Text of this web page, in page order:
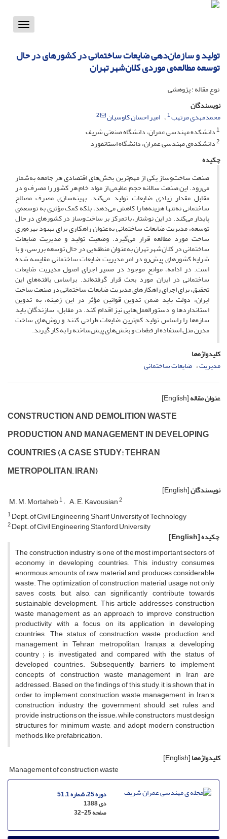
Toggle
تولید و سازمان‌دهی ضایعات ساختمانی در کشورهای در حال
توسعه مطالعه‌ی موردی کلان‌شهر تهران
نوع مقاله : پژوهشی
نویسندگان
محمدمهدی مرتهب1 امیر احسان کاوسیان
2
1دانشکده مهندسی عمران، دانشگاه صنعتی شریف
2دانشکده‌ی مهندسی عمران، دانشگاه استانفورد
چکیده
صنعت ساخت‌وساز یکی از مهم‌ترین بخش‌های اقتصادی هر جامعه به‌شمار
می‌رود. این صنعت سالانه حجم عظیمی از مواد خام هر کشور را مصرف و در
مقابل مقدار زیادی ضایعات تولید می‌کند. بهینه‌سازی مصرف مصالح
ساختمانی نه‌تنها هزینه‌ها را کاهش می‌دهد، بلکه کمک مؤثری به توسعه‌ی
پایدار می‌کند. در این نوشتار، با تمرکز بر ساخت‌وساز در کشورهای در حال
توسعه، مدیریت ضایعات ساختمانی به‌عنوان راهکاری برای بهبود بهره‌وری
ساخت مورد مطالعه قرار می‌گیرد. وضعیت تولید و مدیریت ضایعات
ساختمانی در کلان‌شهر تهران به‌عنوان منطقه‌یی در حال توسعه بررسی، و با
شرایط کشورهای پیش‌رو در امر مدیریت ضایعات ساختمانی مقایسه شده
است. در ادامه، موانع موجود در مسیر اجرای اصول مدیریت ضایعات
ساختمانی در ایران مورد بحث قرار گرفته‌اند. براساس یافته‌های این
تحقیق، برای اجرای راهکارهای مدیریت ضایعات ساختمانی در صنعت ساخت
ایران، دولت باید ضمن تدوین قوانین مؤثر در این زمینه، به تدوین
استانداردها و دستورالعمل‌هایی نیز اقدام کند. در مقابل، سازندگان باید
سازه‌ها را راساس تولید کم‌ترین ضایعات طراحی کنند و روش‌های ساخت
مدرن مثل استفاده از قطعات و بخش‌های پیش‌ساخته را به کار گیرند.
کلیدواژه‌ها
مدیریت ضایعات ساختمانی
عنوان مقاله[English]
CONSTRUCTION AND DEMOLITION WASTE
PRODUCTION AND MANAGEMENT IN DEVELOPING
COUNTRIES (A CASE STUDY: TEHRAN
METROPOLITAN, IRAN)
نویسندگان[English]
M. M. Mortaheb1 A. E. Kavousian2
1Dept. of Civil Engineering Sharif University of Technology
2Dept. of Civil Engineering Stanford University
چکیده[English]
The construction industry is one of the most important sectors of
economy in developing countries. This industry consumes
enormous amounts of raw material and produces considerable
waste. The optimization of construction material usage not only
saves costs, but, also, can significantly contribute towards
sustainable development. This article addresses construction
waste management as an approach to improve construction
productivity, with a focus on its application in developing
countries. The status of construction waste production and
management in Tehran metropolitan, Iran{as a developing
country } is investigated and compared with the status of
developed countries. Subsequently, barriers to implement
concepts of construction waste management in Iran are
addressed. Based on the findings of this study, it is shown that, in
order to implement construction waste management in Iran's
construction industry, the government should set rules and
provide instructions on the issue; while constructors must design
structures for minimum waste, and adopt modern construction
methods, like prefabrication.
کلیدواژه‌ها[English]
Management of construction waste
دوره 25، شماره 51.1
دی 1388
صفحه32-25